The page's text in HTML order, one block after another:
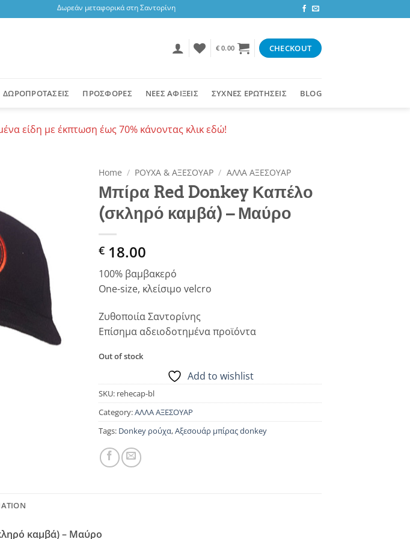
Δωρεάν μεταφορικά στη Σαντορίνη, 3,47 ευρώ στην υπόλοιπη Ελλάδα ή δωρεάν για αγορές 50+ ευρώ
€0.00 CHECKOUT
ΔΩΡΟΠΡΟΤΑΣΕΙΣ ΠΡΟΣΦΟΡΕΣ ΝΕΕΣ ΑΦΙΞΕΙΣ ΣΥΧΝΕΣ ΕΡΩΤΗΣΕΙΣ BLOG
είδη με έκπτωση έως 70% κάνοντας κλικ εδώ!
Home / ΡΟΥΧΑ & ΑΞΕΣΟΥΑΡ / ΑΛΛΑ ΑΞΕΣΟΥΑΡ
Μπίρα Red Donkey Καπέλο
(σκληρό καμβά) – Μαύρο
€ 18.00
100% βαμβακερό
One-size, κλείσιμο velcro
Ζυθοποιία Σαντορίνης
Επίσημα αδειοδοτημένα προϊόντα
Out of stock
Add to wishlist
SKU: rehecap-bl
Category:ΑΛΛΑ ΑΞΕΣΟΥΑΡ
Tags: Donkey ρούχα,Αξεσουάρ μπίρας donkey
καμβά) – Μαύρο